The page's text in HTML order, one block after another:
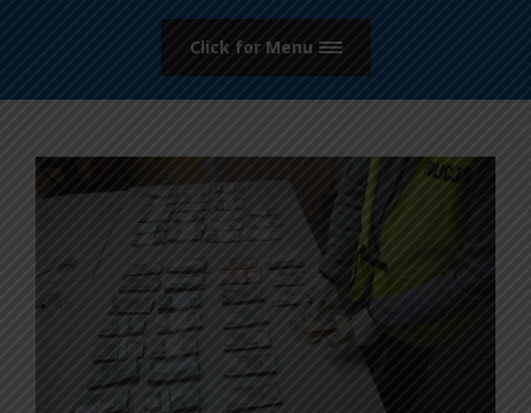
Click for Menu